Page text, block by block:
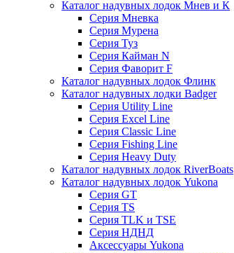
Каталог надувных лодок Мнев и К
Серия Мневка
Серия Мурена
Серия Туз
Серия Кайман N
Серия Фаворит F
Каталог надувных лодок Флинк
Каталог надувных лодки Badger
Серия Utility Line
Серия Excel Line
Серия Classic Line
Серия Fishing Line
Серия Heavy Duty
Каталог надувных лодок RiverBoats
Каталог надувных лодок Yukona
Серия GT
Серия TS
Серия TLK и TSE
Серия НДНД
Аксессуары Yukona